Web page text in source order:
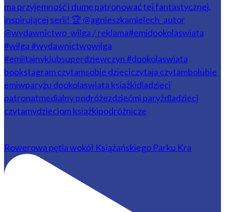
Rowerowa pętla wokół Książańskiego Parku Kra